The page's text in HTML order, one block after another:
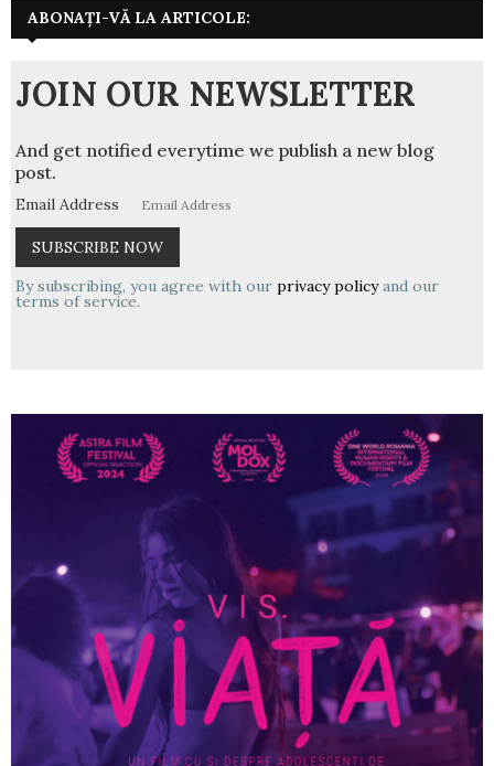
ABONAȚI-VĂ LA ARTICOLE:
JOIN OUR NEWSLETTER
And get notified everytime we publish a new blog
post.
Email Address
By subscribing, you agree with our privacy policyand our
terms of service.